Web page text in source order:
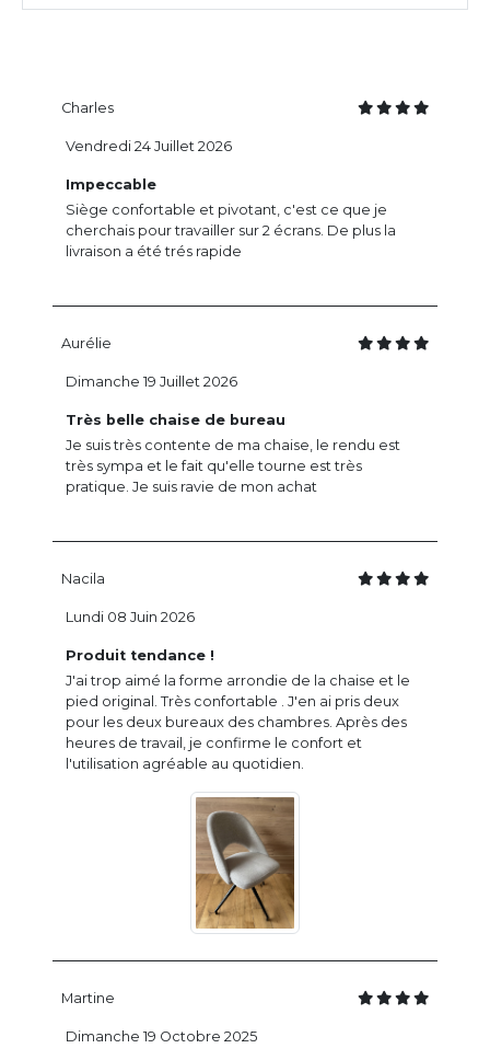
Charles
Impeccable
Siège confortable et pivotant, c'est ce que je
cherchais pour travailler sur 2 écrans. De plus la
livraison a été trés rapide
Vendredi 24 Juillet 2026
Aurélie
Très belle chaise de bureau
Je suis très contente de ma chaise, le rendu est
très sympa et le fait qu'elle tourne est très
pratique. Je suis ravie de mon achat
Dimanche 19 Juillet 2026
Nacila
Produit tendance !
J'ai trop aimé la forme arrondie de la chaise et le
pied original. Très confortable . J'en ai pris deux
pour les deux bureaux des chambres. Après des
heures de travail, je confirme le confort et
l'utilisation agréable au quotidien.
Lundi 08 Juin 2026
Martine
Dimanche 19 Octobre 2025